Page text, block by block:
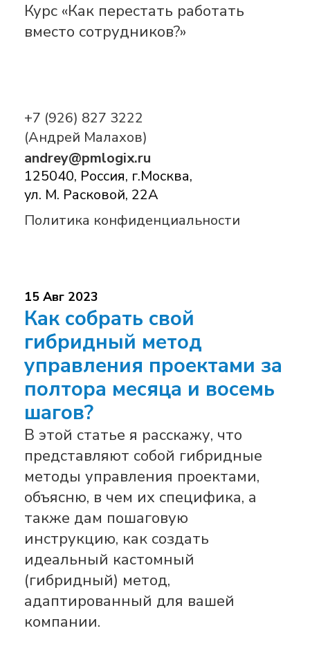
+7 (926) 827 3222
(Андрей Малахов)
andrey@pmlogix.ru
125040, Россия, г.Москва,
ул. М. Расковой, 22А
Политика конфиденциальности
Курс «Как перестать работать
вместо сотрудников?»
15 Авг 2023
Как собрать свой
гибридный метод
управления проектами за
полтора месяца и восемь
шагов?
В этой статье я расскажу, что
представляют собой гибридные
методы управления проектами,
объясню, в чем их специфика, а
также дам пошаговую
инструкцию, как создать
идеальный кастомный
(гибридный) метод,
адаптированный для вашей
компании.